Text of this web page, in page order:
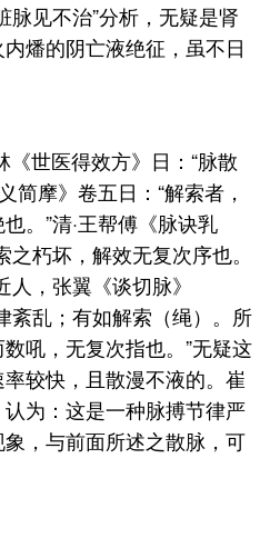
脉见不治”分析，无疑是肾
燔的阴亡液绝征，虽不日
《世医得效方》日：“脉散
简摩》卷五日：“解索者，
。”清·王帮傅《脉诀乳
朽坏，解效无复次序也。
，张翼《谈切脉》
紊乱；有如解索（绳）。所
吼，无复次指也。”无疑这
较快，且散漫不液的。崔
为：这是一种脉搏节律严
，与前面所述之散脉，可